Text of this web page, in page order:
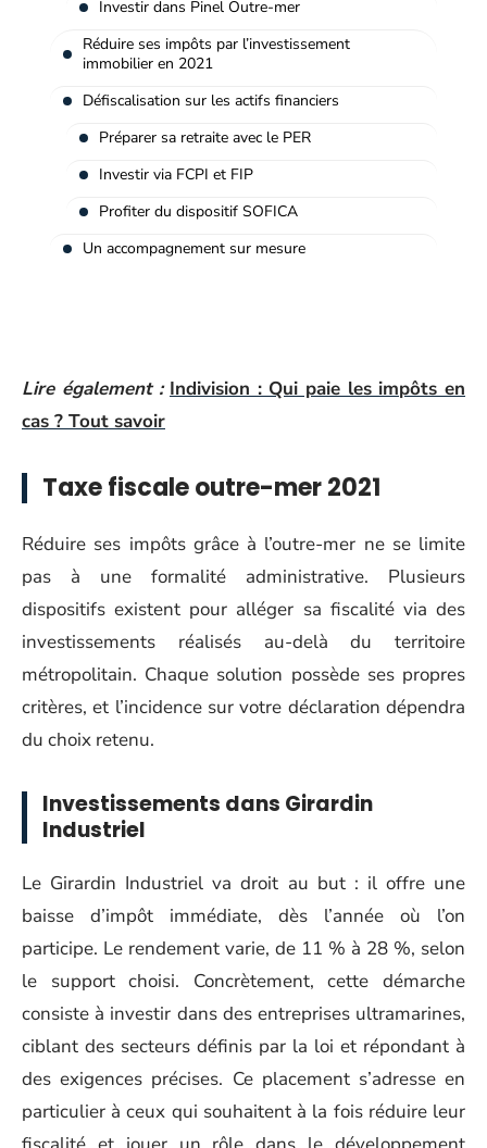
Investir dans Pinel Outre-mer
Réduire ses impôts par l’investissement
immobilier en 2021
Défiscalisation sur les actifs financiers
Préparer sa retraite avec le PER
Investir via FCPI et FIP
Profiter du dispositif SOFICA
Un accompagnement sur mesure
Lire également : Indivision : Qui paie les impôts en
cas ? Tout savoir
Taxe fiscale outre-mer 2021
Réduire ses impôts grâce à l’outre-mer ne se limite
pas à une formalité administrative. Plusieurs
dispositifs existent pour alléger sa fiscalité via des
investissements réalisés au-delà du territoire
métropolitain. Chaque solution possède ses propres
critères, et l’incidence sur votre déclaration dépendra
du choix retenu.
Investissements dans Girardin
Industriel
Le Girardin Industriel va droit au but : il offre une
baisse d’impôt immédiate, dès l’année où l’on
participe. Le rendement varie, de 11 % à 28 %, selon
le support choisi. Concrètement, cette démarche
consiste à investir dans des entreprises ultramarines,
ciblant des secteurs définis par la loi et répondant à
des exigences précises. Ce placement s’adresse en
particulier à ceux qui souhaitent à la fois réduire leur